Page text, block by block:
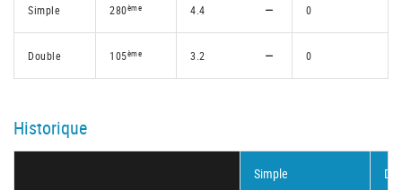
Simple 280ème 4.4 0
Double 105ème 3.2 0
Historique
Simple